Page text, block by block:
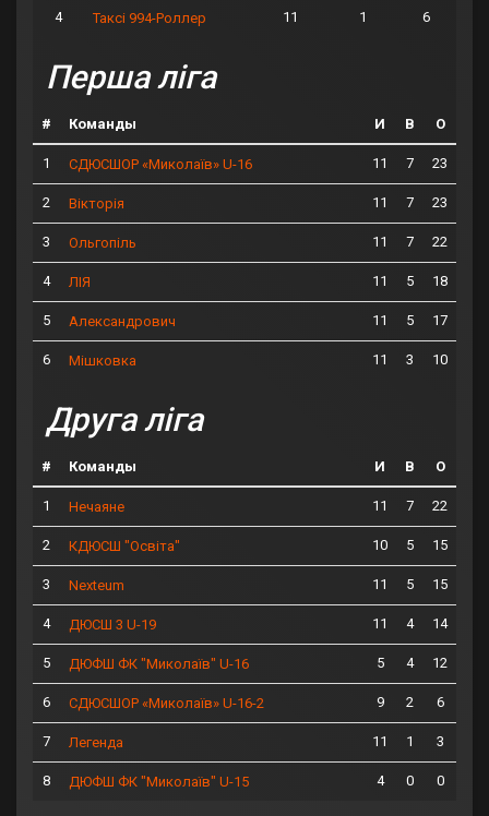
4 Таксі 994-Роллер 11 1 6
Перша ліга
# Команды И В О
1 СДЮСШОР «Миколаїв» U-16 11 7 23
2 Вікторія 11 7 23
3 Ольгопіль 11 7 22
4 ЛІЯ 11 5 18
5 Александрович 11 5 17
6 Мішковка 11 3 10
Друга ліга
# Команды И В О
1 Нечаяне 11 7 22
2 КДЮСШ "Освіта" 10 5 15
3 Nexteum 11 5 15
4 ДЮСШ 3 U-19 11 4 14
5 ДЮФШ ФК "Миколаїв" U-16 5 4 12
6 СДЮСШОР «Миколаїв» U-16-2 9 2 6
7 Легенда 11 1 3
8 ДЮФШ ФК "Миколаїв" U-15 4 0 0